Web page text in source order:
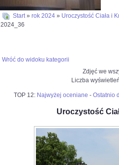
Start» rok 2024 » Uroczystość Ciała i
2024_36
Wróć do widoku kategorii
Zdjęć we
Liczba
TOP 12: Najwyżej oceniane - Ostatnio
Uroczystość